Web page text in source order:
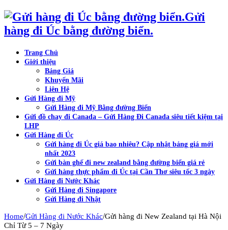
Gửi
hàng đi Úc bằng đường biển.
Trang Chủ
Giới thiệu
Bảng Giá
Khuyến Mãi
Liên Hệ
Gửi Hàng đi Mỹ
Gửi Hàng đi Mỹ Bằng đường Biển
Gửi đồ chay đi Canada – Gửi Hàng Đi Canada siêu tiết kiệm tại
LHP
Gửi Hàng đi Úc
Gửi hàng đi Úc giá bao nhiêu? Cập nhật bảng giá mới
nhất 2023
Gửi bàn ghế đi new zealand bằng đường biển giá rẻ
Gửi hàng thực phẩm đi Úc tại Cần Thơ siêu tốc 3 ngày
Gửi Hàng đi Nước Khác
Gửi Hàng đi Singapore
Gửi Hàng đi Nhật
Home/Gửi Hàng đi Nước Khác/Gửi hàng đi New Zealand tại Hà Nội
Chỉ Từ 5 – 7 Ngày